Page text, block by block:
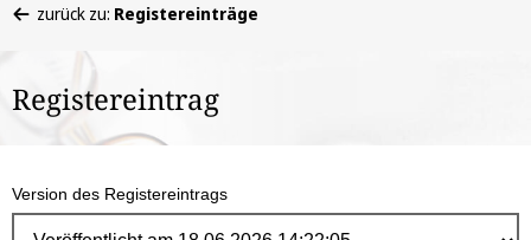
befinden
hier:
zurück zu: Registereinträge
Registereintrag
Version des Registereintrags